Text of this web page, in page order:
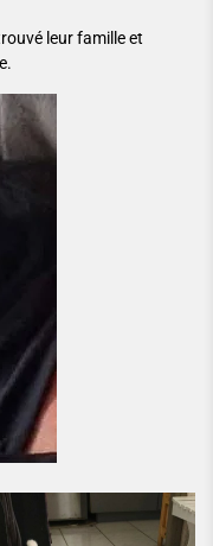
leur famille et